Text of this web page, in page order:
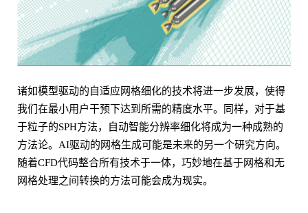
诸如模型驱动的自适应网格细化的技术将进一步发展，使得
我们在最小用户干预下达到所需的精度水平。同样，对于基
于粒子的SPH方法，自动智能分辨率细化将成为一种成熟的
方法论。AI驱动的网格生成可能是未来的另一个研究方向。
随着CFD代码整合所有技术于一体，巧妙地在基于网格和无
网格处理之间转换的方法可能会成为现实。